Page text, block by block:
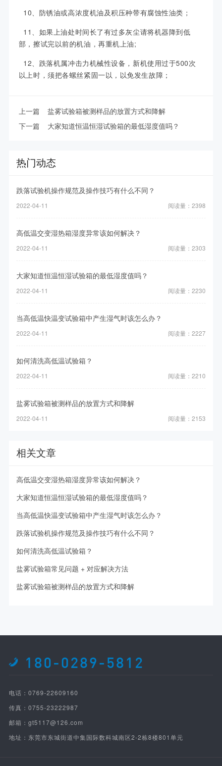
10、防锈油或高浓度机油及积压种带有腐蚀性油类；
11、如果上油处时间长了有过多灰尘请将机器降到低
部，擦试完以前的机油，再重机上油;
12、跌落机属冲击力机械性设备，新机使用过于500次
以上时，须把各螺丝紧固一以，以免发生故障；
上一篇 盐雾试验箱被测样品的放置方式和降解
下一篇 大家知道恒温恒湿试验箱的最低湿度值吗？
热门动态
跌落试验机操作规范及操作技巧有什么不同？
2022-04-11 阅读量：2398
高低温交变湿热箱湿度异常该如何解决？
2022-04-11 阅读量：2303
大家知道恒温恒湿试验箱的最低湿度值吗？
2022-04-11 阅读量：2230
当高低温快温变试验箱中产生湿气时该怎么办？
2022-04-11 阅读量：2227
如何清洗高低温试验箱？
2022-04-11 阅读量：2210
盐雾试验箱被测样品的放置方式和降解
2022-04-11 阅读量：2153
相关文章
高低温交变湿热箱湿度异常该如何解决？
大家知道恒温恒湿试验箱的最低湿度值吗？
当高低温快温变试验箱中产生湿气时该怎么办？
跌落试验机操作规范及操作技巧有什么不同？
如何清洗高低温试验箱？
盐雾试验箱常见问题 + 对应解决方法
盐雾试验箱被测样品的放置方式和降解
180-0289-5812
电话：0769-22609160
传真：0755-23222987
邮箱：gt5117@126.com
地址：东莞市东城街道中集国际数科城南区2-2栋8楼801单元